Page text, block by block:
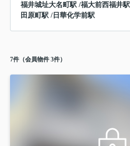
福井城址大名町駅 /福大前西福井駅
田原町駅 / 日華化学前駅
7件（会員物件 3件）